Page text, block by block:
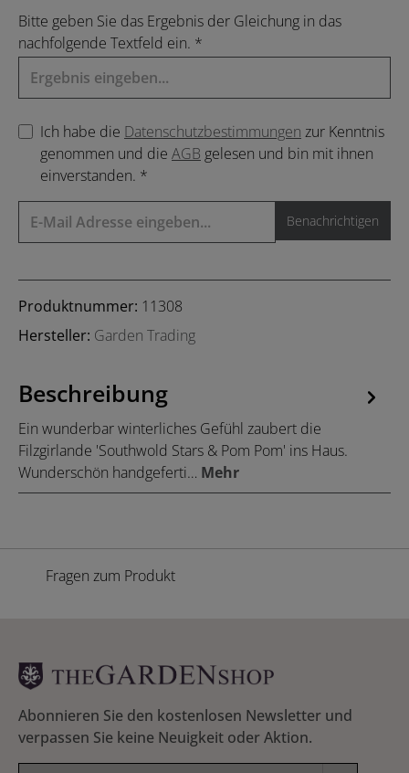
Bitte geben Sie das Ergebnis der Gleichung in das
nachfolgende Textfeld ein. *
Ich habe die Datenschutzbestimmungen zur Kenntnis
genommen und die AGB gelesen und bin mit ihnen
einverstanden. *
Benachrichtigen
Produktnummer: 11308
Hersteller: Garden Trading
Beschreibung
Ein wunderbar winterliches Gefühl zaubert die
Filzgirlande 'Southwold Stars & Pom Pom' ins Haus.
Wunderschön handgeferti… Mehr
Fragen zum Produkt
Abonnieren Sie den kostenlosen Newsletter und
verpassen Sie keine Neuigkeit oder Aktion.